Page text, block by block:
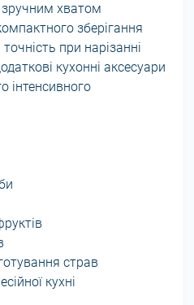
зручним хватом
зберігання
при нарізанні
кухонні аксесуари
інтенсивного
страв
кухні